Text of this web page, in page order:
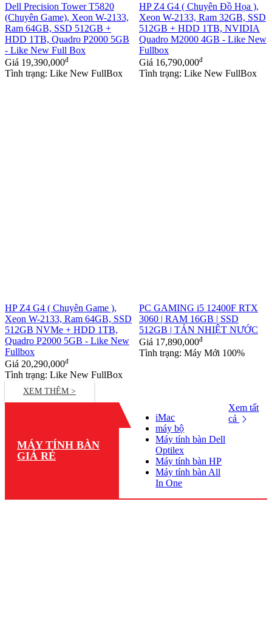
Dell Precision Tower T5820
(Chuyên Game), Xeon W-2133,
Ram 64GB, SSD 512GB +
HDD 1TB, Quadro P2000 5GB
- Like New Full Box
Giá 19,390,000đ
Tình trạng: Like New FullBox
HP Z4 G4 ( Chuyên Đồ Họa ),
Xeon W-2133, Ram 32GB, SSD
512GB + HDD 1TB, NVIDIA
Quadro M2000 4GB - Like New
Fullbox
Giá 16,790,000đ
Tình trạng: Like New FullBox
HP Z4 G4 ( Chuyên Game ),
Xeon W-2133, Ram 64GB, SSD
512GB NVMe + HDD 1TB,
Quadro P2000 5GB - Like New
Fullbox
Giá 20,290,000đ
Tình trạng: Like New FullBox
PC GAMING i5 12400F RTX
3060 | RAM 16GB | SSD
512GB | TẢN NHIỆT NƯỚC
Giá 17,890,000đ
Tình trạng: Máy Mới 100%
XEM THÊM >
MÁY TÍNH BÀN
GIÁ RẺ
iMac
máy bộ
Máy tính bàn Dell
Optilex
Máy tính bàn HP
Máy tính bàn All
In One
Xem tất
cả